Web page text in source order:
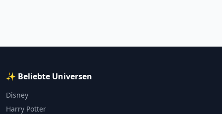
✨ Beliebte Universen
Disney
Harry Potter